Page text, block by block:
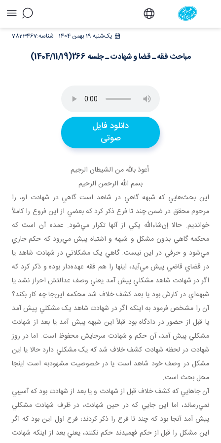
مباحث فقه ـ قضا و شهادت ـ جلسه
یک‌شنبه 19 بهمن 1404 7823467شناسه:
مباحث فقه ـ قضا و شهادت ـ جلسه 266(1404/11/19)
دانلود فایل
صوتی
أعوذ بالله من الشيطان الرجيم
بسم الله الرحمن الرحيم
اين بحث‌هايي که شبهه گاهي در شاهد است گاهي در شهادت او، را
مرحوم محقق در ضمن چند تا فرع ذکر کرد که بعضي از اين فروع را کاملاً
خوانديم. حالا إن‌شاءالله يکي از آنها تکرار مي‌شود. عمده آن است که
محکمه گاهي بدون مشکل و شبهه و اشتباه پيش مي‌رود که حکم جاري
مي‌شود و حرفي در اين نيست. گاهي يک مشکلاتي در شهادت شاهد يا
در قضاي قاضي پيش مي‌آيد، اينها را هم فقه عهده‌دار بوده و ذکر کرد که
اگر در شهادت شاهد مشکلي پيش آمد يعني وصف عدالتش احراز نشد يا
شبهه‌اي در کارش بود يا بعد کشف خلاف شد محکمه اين‌جا چه کار بکند؟
آن را مشخص فرمود به اينکه اگر در شهادت شاهد يک مشکلي پيش آمد
يا قبل از حضور در دادگاه بود قبلاً اين شبهه پيش آمد يا بعد از شهادت
مشکلي پيش آمد، آن حکم و شهادت سرجايش محفوظ است. اما در روز
شهادت در لحظه شهادت کشف خلاف شد که يک مشکلي دارد حالا يا اين
مشکل در وصف خود شاهد است يا در خصوصيت مشهودبه است اينجا
محل بحث است.
آن جاهايي که کشف خلاف قبل از شهادت و يا بعد از شهادت بود که آسيبي
نمي‌رساند، اما اين جايي که در حين شهادت، در ظرف شهادت مشکلي
پيش آمد آنجا بود که چند تا فرع را ذکر کردند؛ فرع اول اين بود که اگر
اين مشکل را قبل از حکم فهميدند حکم نکنند، يعني بعد از اينکه شهادت